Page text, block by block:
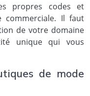
propres codes et
commerciale. Il faut
de votre domaine
unique qui vous
de mode